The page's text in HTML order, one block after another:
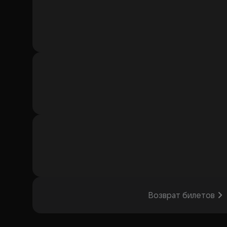
Возврат билетов